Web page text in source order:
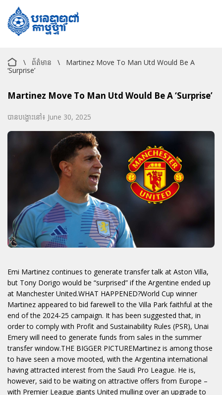
\ ព័ត៌មាន \
Martinez Move To Man Utd Would Be A
‘surprise’
Martinez Move To Man Utd Would Be A ‘surprise’
បានបង្ហោះនៅ៖ June 30, 2025
Emi Martinez continues to generate transfer talk at Aston Villa,
but Tony Dorigo would be “surprised” if the Argentine ended up
at Manchester United.WHAT HAPPENED?World Cup winner
Martinez appeared to bid farewell to the Villa Park faithful at the
end of the 2024-25 campaign. It has been suggested that, in
order to comply with Profit and Sustainability Rules (PSR), Unai
Emery will need to generate funds from sales in the summer
transfer window.THE BIGGER PICTUREMartinez is among those
to have seen a move mooted, with the Argentina international
having attracted interest from the Saudi Pro League. He is,
however, said to be waiting on attractive offers from Europe –
with Premier League giants United mulling over an upgrade to